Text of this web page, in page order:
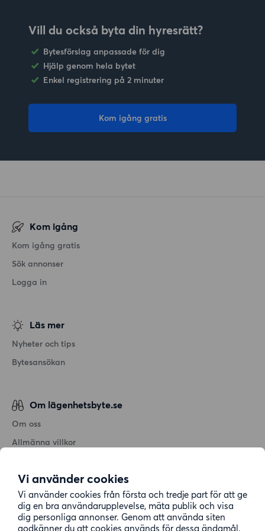
Vi använder cookies
Vi använder cookies från första och tredje part för att ge
dig en bra användarupplevelse, mäta publik och visa
dig personliga annonser. Genom att använda siten
godkänner du att cookies används för dessa ändamål.
Vill du också byta din hyresrätt?
Bytesförslag anpassade för dig
Hjälp genom hela bytet
Enkel registrering på 2 minuter
Kom igång gratis
Kom igång
Kom igång gratis
Sök annonser
Logga in
Läs mer
Nyheter och tips
Bytesansökan
Om lägenhetsbyte.se
Om oss
Allmänna villkor
Cookiepolicy
Sitemap